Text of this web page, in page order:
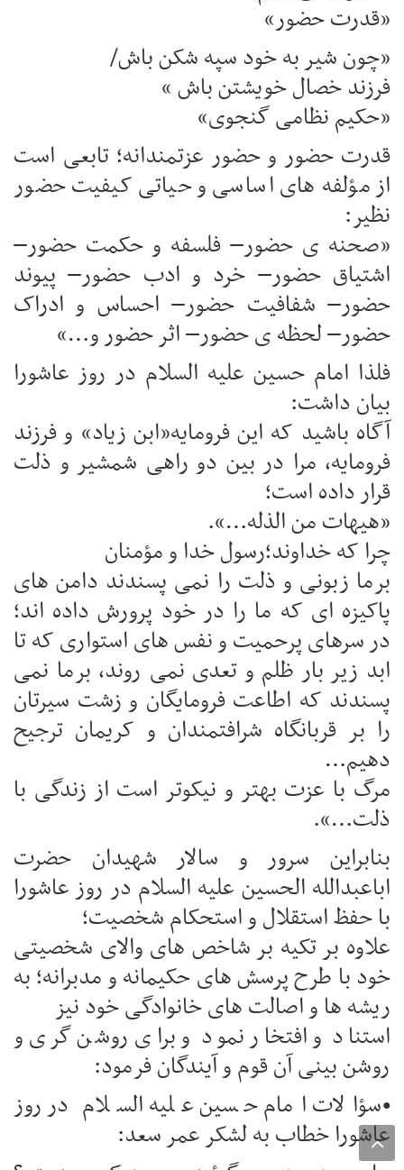
«قدرت حضور»
«چون شیر به خود سپه شکن باش/
فرزند خصال خویشتن باش »
«حکیم نظامی گنجوی»
قدرت حضور و حضور عزتمندانه؛ تابعی است
از مؤلفه های اساسی و حیاتی کیفیت حضور
نظیر:
«صحنه ی حضور– فلسفه و حکمت حضور–
اشتیاق حضور– خرد و ادب حضور– پیوند
حضور– شفافیت حضور– احساس و ادراک
حضور– لحظه ی حضور– اثر حضور و…»
فلذا امام حسین علیه السلام در روز عاشورا
بیان داشت:
آگاه باشید که این فرومایه«ابن زیاد» و فرزند
فرومایه، مرا در بین دو راهی شمشیر و ذلت
قرار داده است؛
«هیهات من الذله…».
چرا که خداوند؛رسول خدا و مؤمنان
برما زبونی و ذلت را نمی پسندند دامن های
پاکیزه ای که ما را در خود پرورش داده اند؛
در سرهای پرحمیت و نفس های استواری که تا
ابد زیر بار ظلم و تعدی نمی روند، برما نمی
پسندند که اطاعت فرومایگان و زشت سیرتان
را بر قربانگاه شرافتمندان و کریمان ترجیح
دهیم…
مرگ با عزت بهتر و نیکوتر است از زندگی با
ذلت…».
بنابراین سرور و سالار شهیدان حضرت
اباعبدالله الحسین علیه السلام در روز عاشورا
با حفظ استقلال و استحکام شخصیت؛
علاوه بر تکیه بر شاخص های والای شخصیتی
خود با طرح پرسش های حکیمانه و مدبرانه؛ به
ریشه ها و اصالت های خانوادگی خود نیز
استناد و افتخار نمود و برای روشن گری و
روشن بینی آن قوم و آیندگان فرمود:
•سؤالات امام حسین علیه السلام در روز
عاشورا خطاب به لشکر عمر سعد: